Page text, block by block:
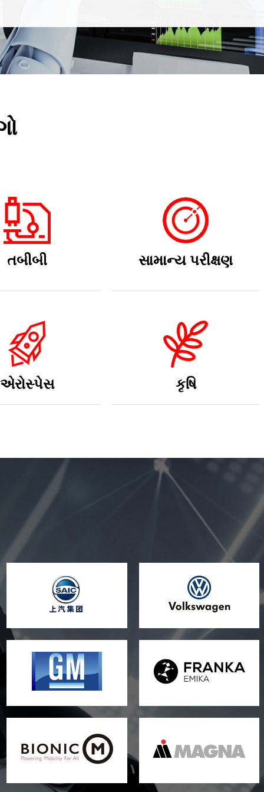
તબીબી સામાન્ય પરીક્ષણ
એરોસ્પેસ કૃષિ